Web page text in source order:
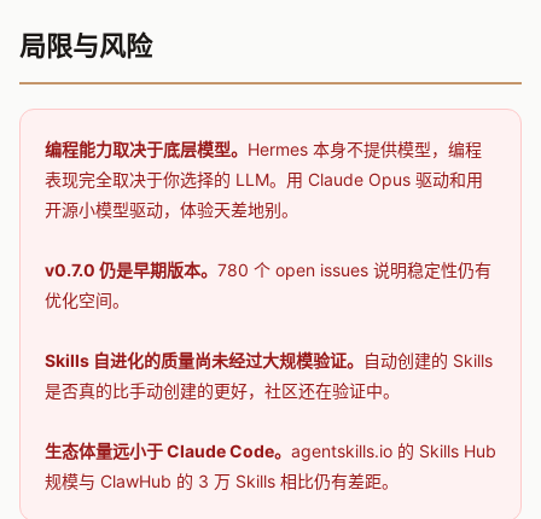
局限与风险
编程能力取决于底层模型。 Hermes 本身不提供模型，编程
表现完全取决于你选择的 LLM。用 Claude Opus 驱动和用
开源小模型驱动，体验天差地别。
v0.7.0 仍是早期版本。 780 个 open issues 说明稳定性仍有
优化空间。
Skills 自进化的质量尚未经过大规模验证。 自动创建的 Skills
是否真的比手动创建的更好，社区还在验证中。
生态体量远小于 Claude Code。 agentskills.io 的 Skills Hub
规模与 ClawHub 的 3 万 Skills 相比仍有差距。